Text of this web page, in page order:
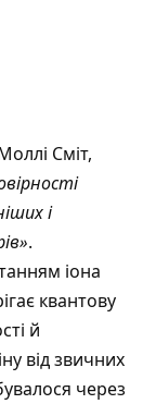
Сміт,
і
.
іона
квантову
й
від звичних
через